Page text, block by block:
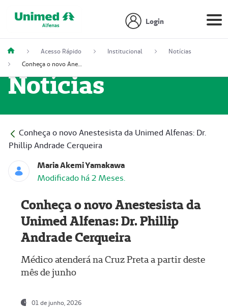
Login
Acesso Rápido Institucional
Notícias
Conheça o novo Anestesista da Unimed Alfenas: Dr. Phillip Andrade Cerqueira
Notícias
Conheça o novo Anestesista da Unimed Alfenas: Dr.
Phillip Andrade Cerqueira
Maria Akemi Yamakawa
Modificado há 2 Meses.
Conheça o novo Anestesista da
Unimed Alfenas: Dr. Phillip
Andrade Cerqueira
Médico atenderá na Cruz Preta a partir deste
mês de junho
01 de junho, 2026